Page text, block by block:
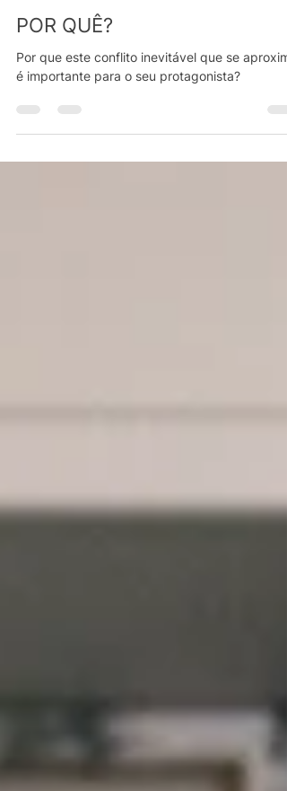
POR QUÊ?
Por que este conflito inevitável que se
é importante para o seu protagonista?